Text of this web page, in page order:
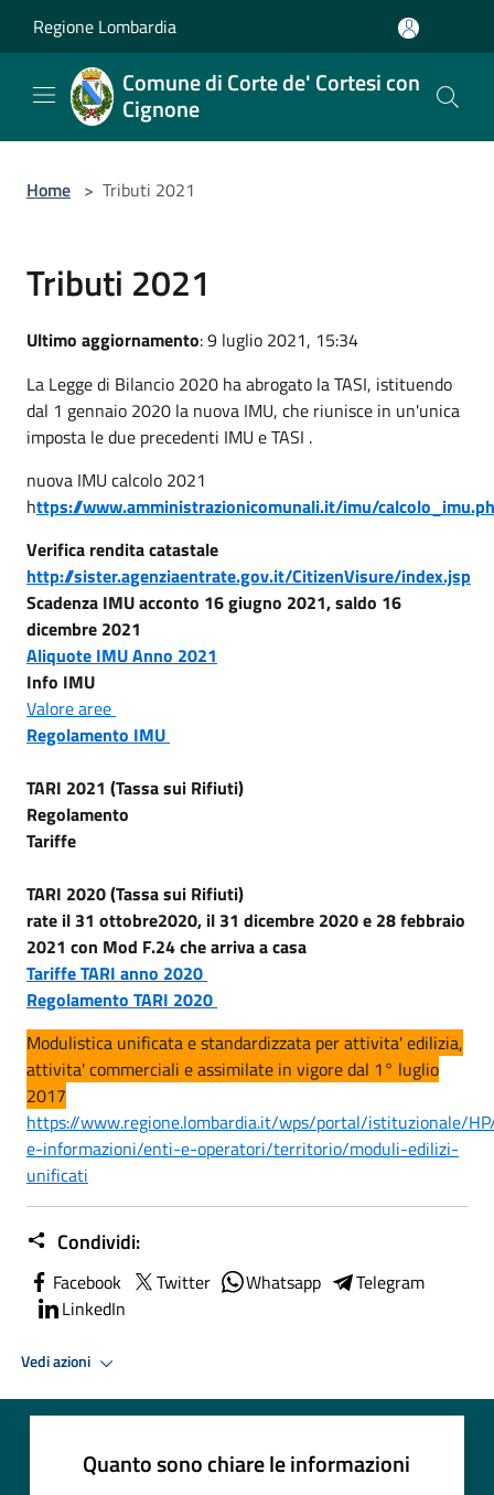
Regione Lombardia
Comune di Corte de' Cortesi con
Cignone
Home > Tributi 2021
Tributi 2021
Ultimo aggiornamento: 9 luglio 2021, 15:34
La Legge di Bilancio 2020 ha abrogato la TASI, istituendo
dal 1 gennaio 2020 la nuova IMU, che riunisce in un'unica
imposta le due precedenti IMU e TASI .
nuova IMU calcolo 2021
https://www.amministrazionicomunali.it/imu/
Verifica rendita catastale
http://sister.agenziaentrate.gov.it/CitizenVisure/index.jsp
Scadenza IMU acconto 16 giugno 2021, saldo 16
dicembre 2021
Aliquote IMU Anno 2021
Info IMU
Valore aree
Regolamento IMU
TARI 2021 (Tassa sui Rifiuti)
Regolamento
Tariffe
TARI 2020 (Tassa sui Rifiuti)
rate il 31 ottobre2020, il 31 dicembre 2020 e 28 febbraio
2021 con Mod F.24 che arriva a casa
Tariffe TARI anno 2020
Regolamento TARI 2020
Modulistica unificata e standardizzata per attivita' edilizia,
attivita' commerciali e assimilate in vigore dal 1° luglio
2017
https://www.regione.lombardia.it/wps/portal/istituzionale/
e-informazioni/enti-e-operatori/territorio/moduli-edilizi-
unificati
Condividi:
Facebook Twitter Whatsapp
Telegram
LinkedIn
Vedi azioni
Quanto sono chiare le informazioni